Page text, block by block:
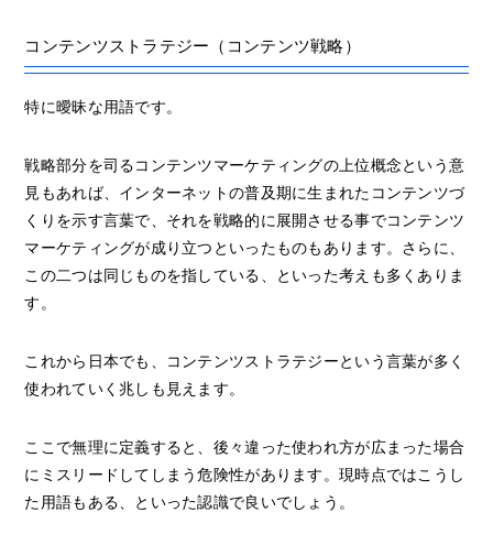
コンテンツストラテジー（コンテンツ戦略）
特に曖昧な用語です。
戦略部分を司るコンテンツマーケティングの上位概念という意
見もあれば、インターネットの普及期に生まれたコンテンツづ
くりを示す言葉で、それを戦略的に展開させる事でコンテンツ
マーケティングが成り立つといったものもあります。さらに、
この二つは同じものを指している、といった考えも多くありま
す。
これから日本でも、コンテンツストラテジーという言葉が多く
使われていく兆しも見えます。
ここで無理に定義すると、後々違った使われ方が広まった場合
にミスリードしてしまう危険性があります。現時点ではこうし
た用語もある、といった認識で良いでしょう。